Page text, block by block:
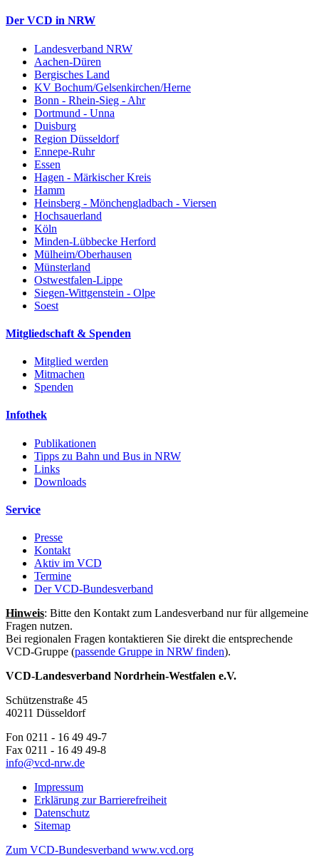
Der VCD in NRW
Landesverband NRW
Aachen-Düren
Bergisches Land
KV Bochum/Gelsenkirchen/Herne
Bonn - Rhein-Sieg - Ahr
Dortmund - Unna
Duisburg
Region Düsseldorf
Ennepe-Ruhr
Essen
Hagen - Märkischer Kreis
Hamm
Heinsberg - Mönchengladbach - Viersen
Hochsauerland
Köln
Minden-Lübbecke Herford
Mülheim/Oberhausen
Münsterland
Ostwestfalen-Lippe
Siegen-Wittgenstein - Olpe
Soest
Mitgliedschaft & Spenden
Mitglied werden
Mitmachen
Spenden
Infothek
Publikationen
Tipps zu Bahn und Bus in NRW
Links
Downloads
Service
Presse
Kontakt
Aktiv im VCD
Termine
Der VCD-Bundesverband
Hinweis: Bitte den Kontakt zum Landesverband nur für allgemeine
Fragen nutzen.
Bei regionalen Fragen kontaktieren Sie direkt die entsprechende
VCD-Gruppe (passende Gruppe in NRW finden).
VCD-Landesverband Nordrhein-Westfalen e.V.
Schützenstraße 45
40211 Düsseldorf
Fon 0211 - 16 49 49-7
Fax 0211 - 16 49 49-8
info@vcd-nrw.de
Impressum
Erklärung zur Barrierefreiheit
Datenschutz
Sitemap
Zum VCD-Bundesverband www.vcd.org